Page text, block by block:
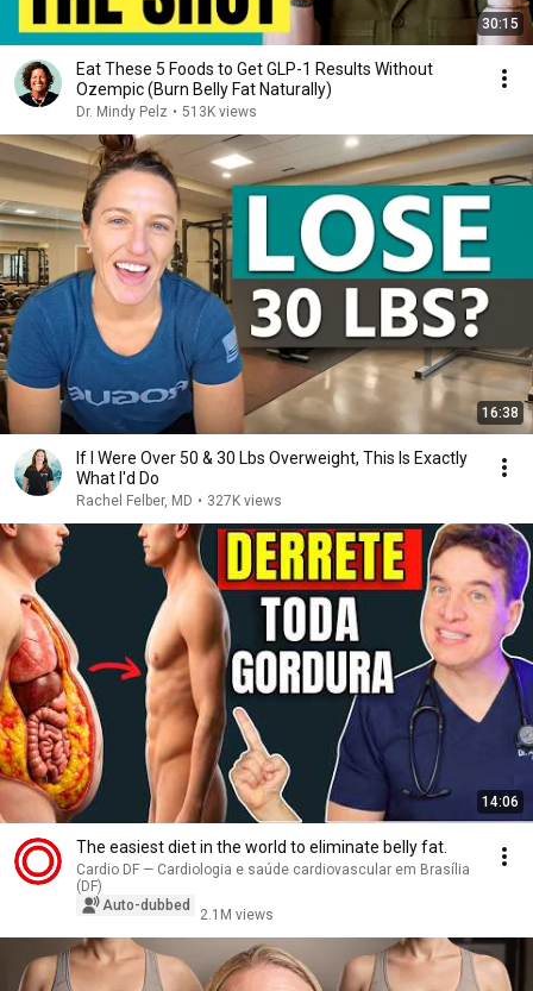
30:15
Eat These 5 Foods to Get GLP-1 Results Without
Ozempic (Burn Belly Fat Naturally)
Dr. Mindy Pelz • 513K views
16:38
If I Were Over 50 & 30 Lbs Overweight, This Is Exactly
What I'd Do
Rachel Felber, MD • 327K views
14:06
The easiest diet in the world to eliminate belly fat.
Cardio DF — Cardiologia e saúde cardiovascular em Brasília
(DF)
Auto-dubbed
2.1M views